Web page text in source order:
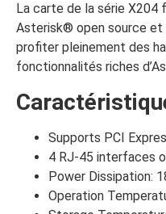
La carte de la série
Asterisk® open source et
profiter pleinement des
fonctionnalités riches
Supports PCI
4 RJ-45 interfaces
Power Dissipation:
Operation